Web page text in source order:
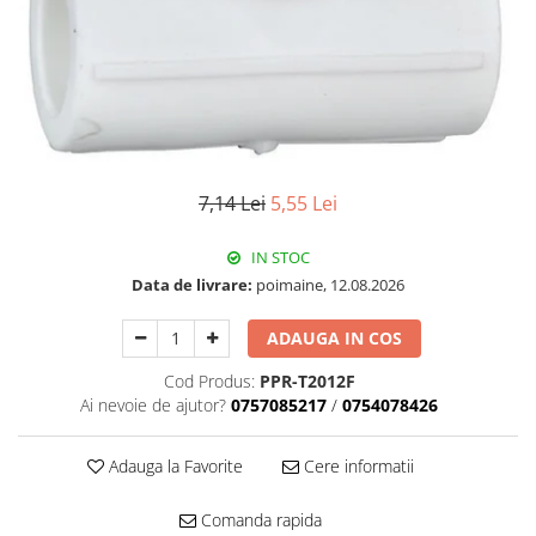
Pachet Centrale Termice
Instant pe gaz natural si GPL
Accesorii centrale pe GAZ si GPL
Cazane, Centrale si Termoseminee
cu functionare pe peleti
Convectoare pe gaz si convectoare
Seminee si Sobe
Seminee pe lemne
Radiatoare/Calorifere
Radiatoare/Calorifere din otel
Radiatoare/Calorifere din otel
Radiatoare/Calorifere Copa
7,14 Lei 5,55 Lei
IN STOC
Data de livrare: poimaine, 12.08.2026
ADAUGA IN COS
Cod Produs: PPR-T2012F
Ai nevoie de ajutor? 0757085217 / 0754078426
Adauga la Favorite Cere informatii
Comanda rapida